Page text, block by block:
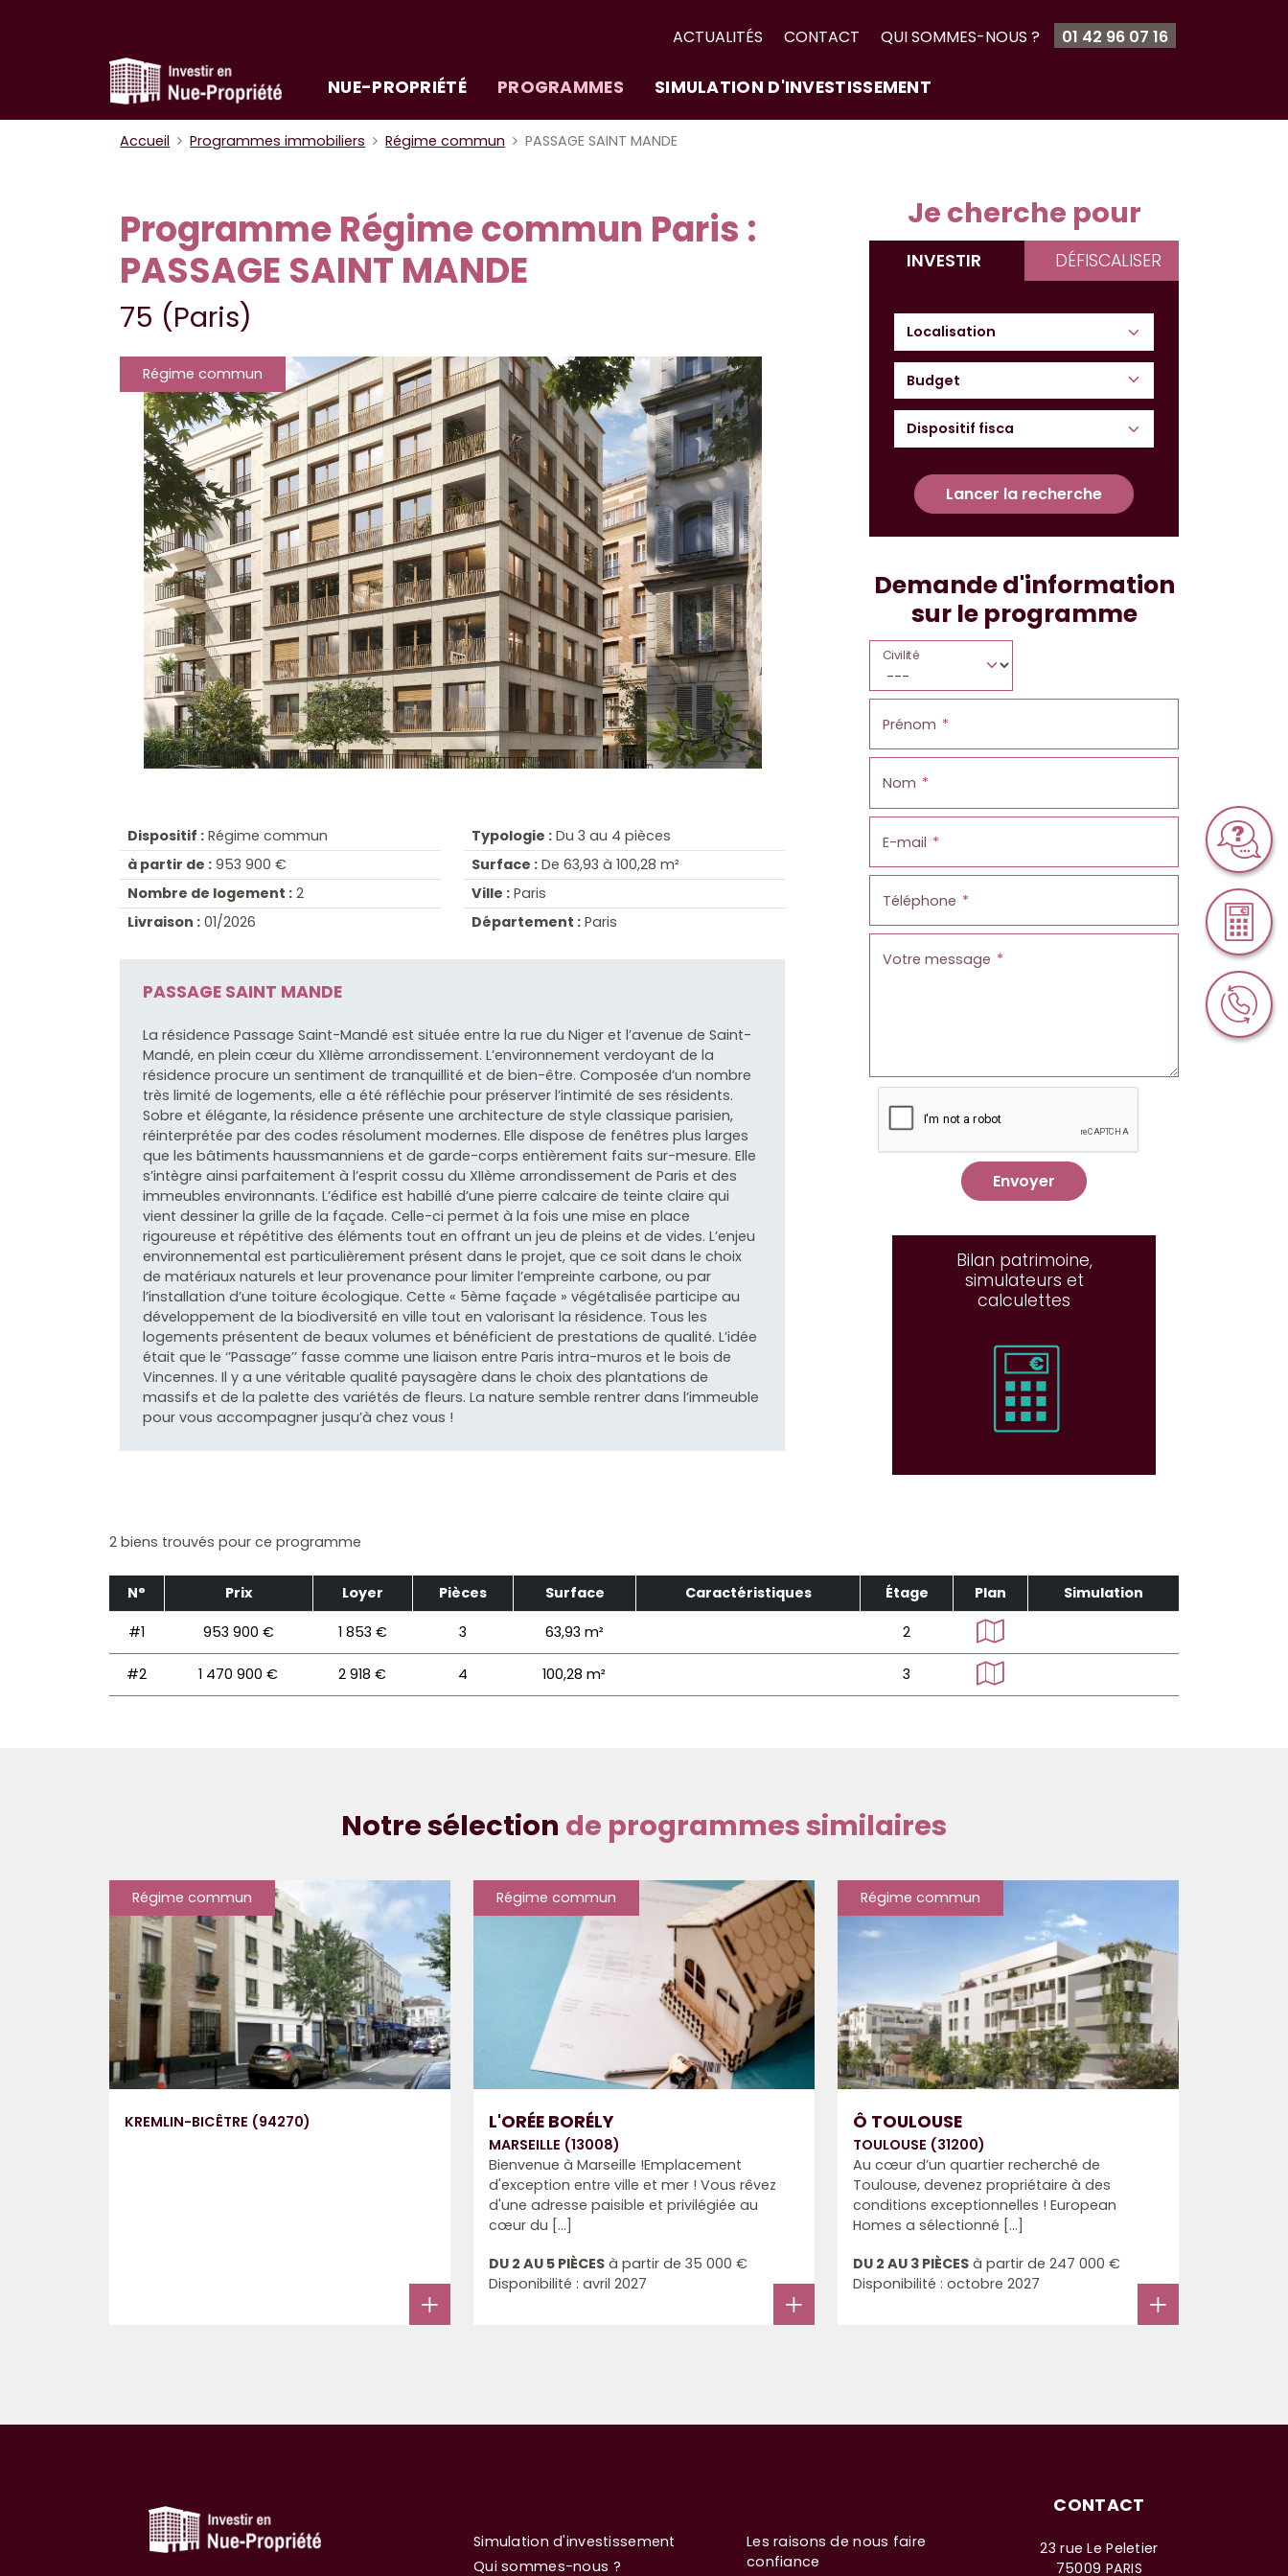
ACTUALITÉS CONTACT QUI SOMMES-NOUS ? 01 42 96 07 16
NUE-PROPRIÉTÉ PROGRAMMES SIMULATION D'INVESTISSEMENT
Accueil Programmes immobiliers Régime commun PASSAGE SAINT MANDE
Programme Régime commun Paris :
PASSAGE SAINT MANDE
75 (Paris)
Régime commun
Dispositif : Régime commun
à partir de : 953 900 €
Nombre de logement : 2
Livraison : 01/2026
Typologie : Du 3 au 4 pièces
Surface : De 63,93 à 100,28 m²
Ville : Paris
Département : Paris
PASSAGE SAINT MANDE
La résidence Passage Saint-Mandé est située entre la rue du Niger et l’avenue de Saint-
Mandé, en plein cœur du XIIème arrondissement. L’environnement verdoyant de la
résidence procure un sentiment de tranquillité et de bien-être. Composée d’un nombre
très limité de logements, elle a été réfléchie pour préserver l’intimité de ses résidents.
Sobre et élégante, la résidence présente une architecture de style classique parisien,
réinterprétée par des codes résolument modernes. Elle dispose de fenêtres plus larges
que les bâtiments haussmanniens et de garde-corps entièrement faits sur-mesure. Elle
s’intègre ainsi parfaitement à l’esprit cossu du XIIème arrondissement de Paris et des
immeubles environnants. L’édifice est habillé d’une pierre calcaire de teinte claire qui
vient dessiner la grille de la façade. Celle-ci permet à la fois une mise en place
rigoureuse et répétitive des éléments tout en offrant un jeu de pleins et de vides. L’enjeu
environnemental est particulièrement présent dans le projet, que ce soit dans le choix
de matériaux naturels et leur provenance pour limiter l’empreinte carbone, ou par
l’installation d’une toiture écologique. Cette « 5ème façade » végétalisée participe au
développement de la biodiversité en ville tout en valorisant la résidence. Tous les
logements présentent de beaux volumes et bénéficient de prestations de qualité. L’idée
était que le ‘’Passage’’ fasse comme une liaison entre Paris intra-muros et le bois de
Vincennes. Il y a une véritable qualité paysagère dans le choix des plantations de
massifs et de la palette des variétés de fleurs. La nature semble rentrer dans l’immeuble
pour vous accompagner jusqu’à chez vous !
Je cherche pour
INVESTIR DÉFISCALISER
Budget
Lancer la recherche
Demande d'information
sur le programme
Civilité
Prénom
Nom
E-mail
Téléphone
Votre message
Envoyer
Bilan patrimoine,
simulateurs et
calculettes
2 biens trouvés pour ce programme
N° Prix Loyer Pièces Surface Caractéristiques Étage Plan Simulation
#1 953 900 € 1 853 € 3 63,93 m² 2
#2 1 470 900 € 2 918 € 4 100,28 m² 3
Notre sélection de programmes similaires
Régime commun
KREMLIN-BICÊTRE (94270)
Régime commun
L'ORÉE BORÉLY
MARSEILLE (13008)
Bienvenue à Marseille !Emplacement
d'exception entre ville et mer ! Vous rêvez
d'une adresse paisible et privilégiée au
cœur du [...]
DU 2 AU 5 PIÈCES à partir de 35 000 €
Disponibilité : avril 2027
Régime commun
Ô TOULOUSE
TOULOUSE (31200)
Au cœur d’un quartier recherché de
Toulouse, devenez propriétaire à des
conditions exceptionnelles ! European
Homes a sélectionné [...]
DU 2 AU 3 PIÈCES à partir de 247 000 €
Disponibilité : octobre 2027
Simulation d'investissement
Qui sommes-nous ?
Les raisons de nous faire
confiance
CONTACT
23 rue Le Peletier
75009 PARIS